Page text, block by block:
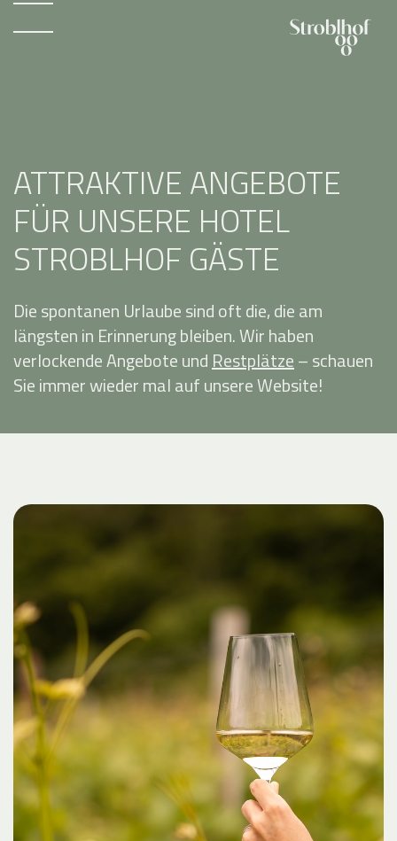
ATTRAKTIVE ANGEBOTE
FÜR UNSERE HOTEL
STROBLHOF GÄSTE
Die spontanen Urlaube sind oft die, die am
längsten in Erinnerung bleiben. Wir haben
verlockende Angebote undRestplätze– schauen
Sie immer wieder mal auf unsere Website!